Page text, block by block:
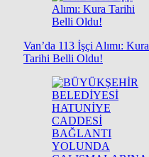
Van’da 113 İşçi Alımı: Kura
Tarihi Belli Oldu!